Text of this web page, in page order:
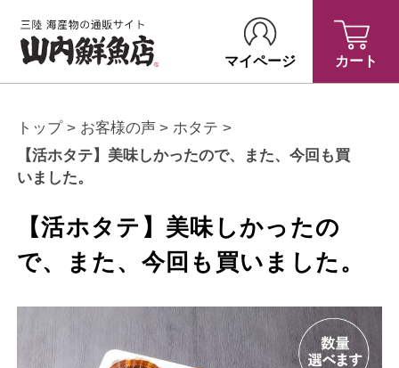
マイページ カート
トップ お客様の声
ホタテ
【活ホタテ】美味しかったので、また、今回も買
いました。
【活ホタテ】美味しかったの
で、また、今回も買いました。